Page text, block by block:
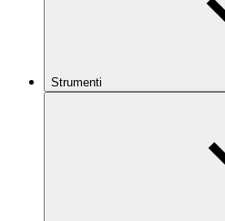
Strumenti